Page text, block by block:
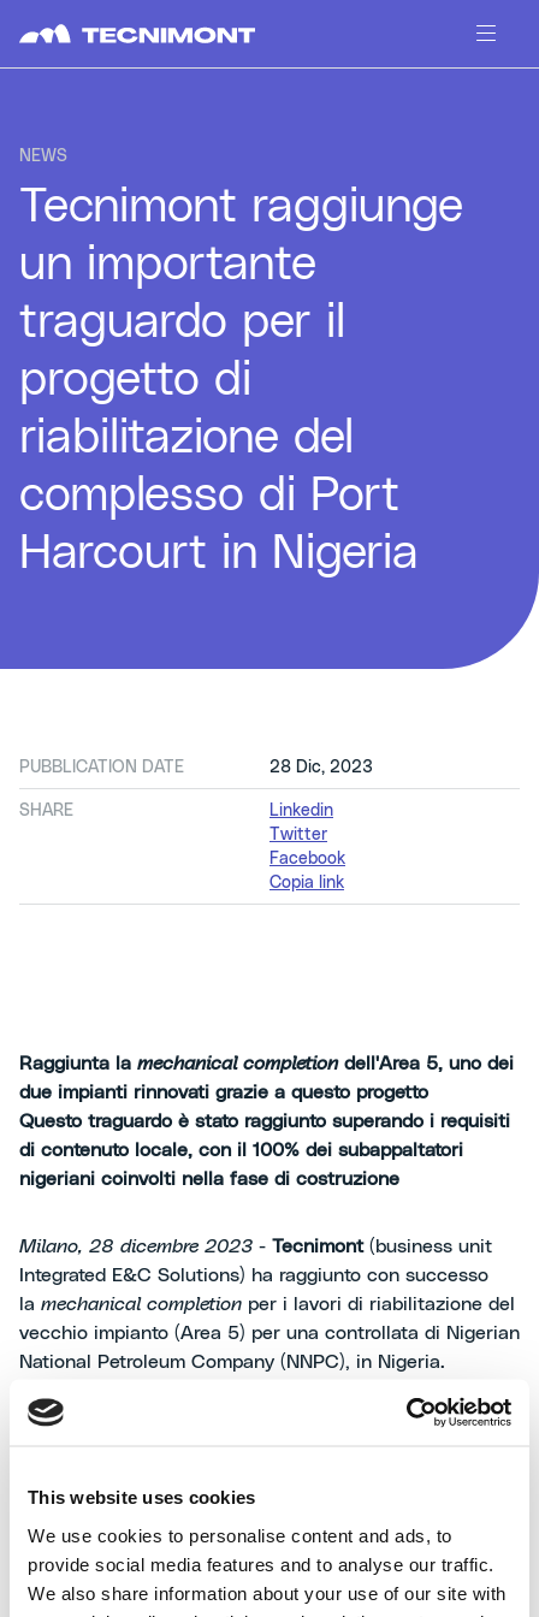
This website uses cookies
We use cookies to personalise content and ads, to
provide social media features and to analyse our traffic.
We also share information about your use of our site with
NEWS
Tecnimont raggiunge
un importante
traguardo per il
progetto di
riabilitazione del
complesso di Port
Harcourt in Nigeria
PUBBLICATION DATE 28 Dic, 2023
SHARE
Linkedin
Twitter
Facebook
Copia link
Raggiunta la mechanical completiondell'Area 5, uno dei
due impianti rinnovati grazie a questo progetto
Questo traguardo è stato raggiunto superando i requisiti
di contenuto locale, con il 100% dei subappaltatori
nigeriani coinvolti nella fase di costruzione
Milano, 28 dicembre 2023 - Tecnimont(business unit
Integrated E&C Solutions) ha raggiunto con successo
la mechanical completion per i lavori di riabilitazione del
vecchio impianto (Area 5) per una controllata di Nigerian
National Petroleum Company (NNPC), in Nigeria.
I lavori di riabilitazione, aggiudicati nell'aprile 2021 per
attività di ingegneria,
procurement
complesso di Port Harcourt almeno al 90%.
Alessandro Bernini, Amministratore Delegato del Gruppo